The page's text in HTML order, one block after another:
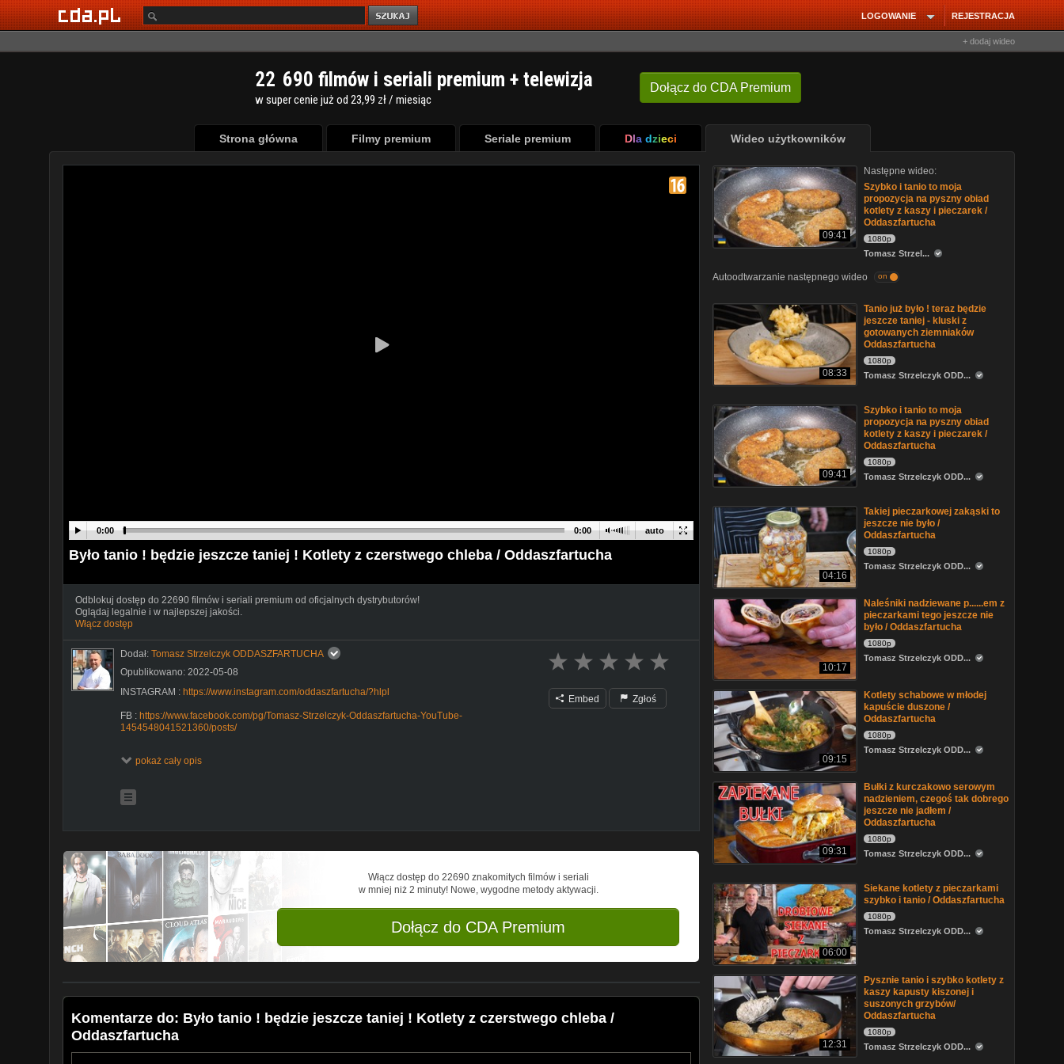
REJESTRACJA
LOGOWANIE
+ dodaj wideo
Dołącz do CDA Premium
22 690 filmów i seriali premium + telewizja
w super cenie już od 23,99 zł / miesiąc
Strona główna Filmy premium Seriale premium Dla dzieci Wideo użytkowników
auto
0:00 0:00
Było tanio ! będzie jeszcze taniej ! Kotlety z czerstwego chleba / Oddaszfartucha
Odblokuj dostęp do 22690 filmów i seriali premium od oficjalnych dystrybutorów!
Oglądaj legalnie i w najlepszej jakości.
Włącz dostęp
Dodał: Tomasz Strzelczyk ODDASZFARTUCHA
Opublikowano: 2022-05-08
INSTAGRAM : https://www.instagram.com/oddaszfartucha/?hlpl
FB : https://www.facebook.com/pg/Tomasz-Strzelczyk-Oddaszfartucha-YouTube-
1454548041521360/posts/
składniki:
500 g czerstwego chleba
zielenina
sól, pieprz do smaku
pokaż cały opis
Embed Zgłoś
Włącz dostęp do 22690 znakomitych filmów i seriali
w mniej niż 2 minuty! Nowe, wygodne metody aktywacji.
Dołącz do CDA Premium
Komentarze do: Było tanio ! będzie jeszcze taniej ! Kotlety z czerstwego chleba /
Oddaszfartucha
09:41
Następne wideo:
Szybko i tanio to moja
propozycja na pyszny obiad
kotlety z kaszy i pieczarek /
Oddaszfartucha
1080p
Tomasz Strzel...
Autoodtwarzanie następnego wideo on
08:33
Tanio już było ! teraz będzie
jeszcze taniej - kluski z
gotowanych ziemniaków
Oddaszfartucha
1080p
Tomasz Strzelczyk ODD...
09:41
Szybko i tanio to moja
propozycja na pyszny obiad
kotlety z kaszy i pieczarek /
Oddaszfartucha
1080p
Tomasz Strzelczyk ODD...
04:16
Takiej pieczarkowej zakąski to
jeszcze nie było /
Oddaszfartucha
1080p
Tomasz Strzelczyk ODD...
10:17
Naleśniki nadziewane p......em z
pieczarkami tego jeszcze nie
było / Oddaszfartucha
1080p
Tomasz Strzelczyk ODD...
09:15
Kotlety schabowe w młodej
kapuście duszone /
Oddaszfartucha
1080p
Tomasz Strzelczyk ODD...
09:31
Bułki z kurczakowo serowym
nadzieniem, czegoś tak dobrego
jeszcze nie jadłem /
Oddaszfartucha
1080p
Tomasz Strzelczyk ODD...
06:00
Siekane kotlety z pieczarkami
szybko i tanio / Oddaszfartucha
1080p
Tomasz Strzelczyk ODD...
12:31
Pysznie tanio i szybko kotlety z
kaszy kapusty kiszonej i
suszonych grzybów/
Oddaszfartucha
1080p
Tomasz Strzelczyk ODD...